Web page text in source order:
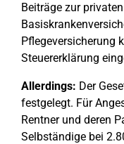
Beiträge zur
Pflegeversicherung
Steuererklärung
Allerdings: Der
festgelegt. Für
Rentner und deren
Selbständige bei